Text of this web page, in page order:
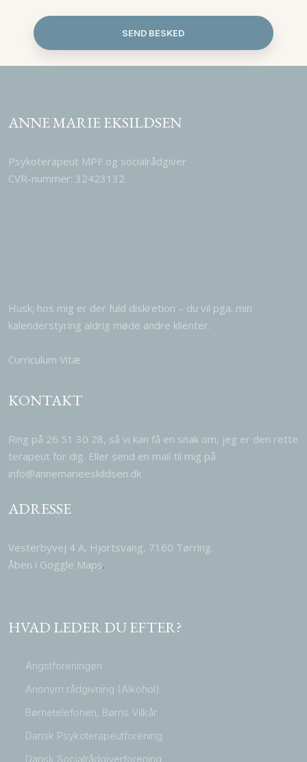
ANNE MARIE EKSILDSEN
Psykoterapeut MPF og socialrådgiver
CVR-nummer: 32423132
Husk; hos mig er der fuld diskretion – du vil pga. min
kalenderstyring aldrig møde andre klienter.​​
Curriculum Vitæ
KONTAKT
Ring på 26 51 30 28, så vi kan få en snak om, jeg er den rette
terapeut for dig. Eller send en mail til mig på
info@annemarieeskildsen.dk
ADRESSE
Vesterbyvej 4 A, Hjortsvang, 7160 Tørring.
​Åben i Goggle Maps​.
HVAD LEDER DU EFTER?
Angstforeningen
Anonym rådgivning (Alkohol)
Børnetelefonen, Børns Vilkår
Dansk Psykoterapeutforening
Dansk Socialrådgiverforening